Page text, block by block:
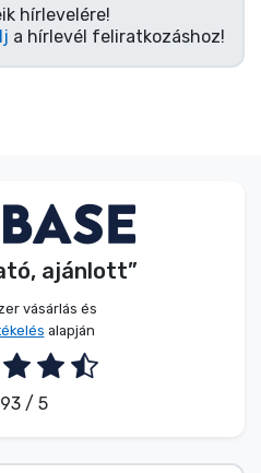
hírlevelére!
a hírlevél feliratkozáshoz!
ajánlott”
vásárlás és
alapján
/ 5